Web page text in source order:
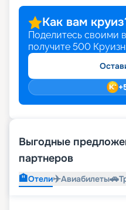
Как вам
Поделитесь своими
получите 500
+
Выгодные
партнеров
🏨Отели✈️Авиабилеты🚗